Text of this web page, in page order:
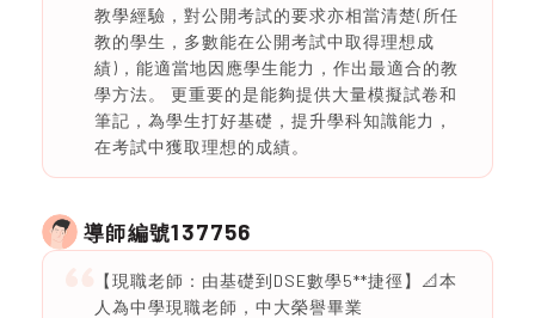
教學經驗，對公開考試的要求亦相當清楚(所任
教的學生，多數能在公開考試中取得理想成
績)，能適當地因應學生能力，作出最適合的教
學方法。 更重要的是能夠提供大量模擬試卷和
筆記，為學生打好基礎，提升學科知識能力，
在考試中獲取理想的成績。
導師編號137756
【現職老師：由基礎到DSE數學5**捷徑】📐本
人為中學現職老師，中大榮譽畢業